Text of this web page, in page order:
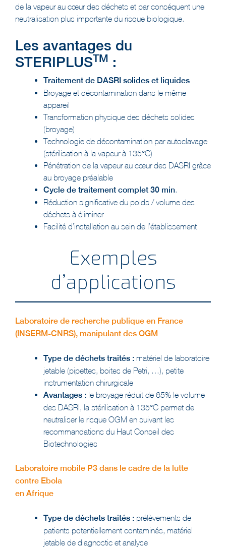
neutralisation plus importante du risque biologique.
STERIPLUSTM:
Traitement de DASRI solides et liquides
Broyage et décontamination dans le même
appareil
Transformation physique des déchets solides
(broyage)
Technologie de décontamination par autoclavage
(stérilisation à la vapeur à 135°C)
Pénétration de la vapeur au cœur des DASRI grâce
au broyage préalable
Cycle de traitement complet 30 min
Réduction significative du poids / volume des
déchets à éliminer
Facilité d’installation au sein de l’établissement
Exemples
d’applications
(INSERM-CNRS), manipulant des OGM
jetable (pipettes, boites de Petri, …), petite
instrumentation chirurgicale
Avantages :le broyage réduit de 65% le volume
des DASRI, la stérilisation à 135°C permet de
neutraliser le risque OGM en suivant les
recommandations du Haut Conseil des
Biotechnologies
contre Ebola
en Afrique
patients potentiellement contaminés, matériel
jetable de diagnostic et analyse
Avantages :le système STERIPLUS